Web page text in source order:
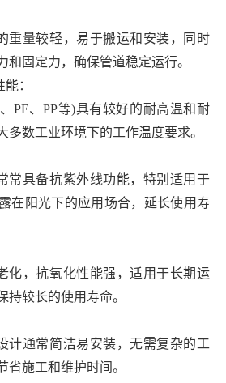
重量较轻，易于搬运和安装，同时
和固定力，确保管道稳定运行。
：
PE、PP等)具有较好的耐高温和耐
多数工业环境下的工作温度要求。
常具备抗紫外线功能，特别适用于
在阳光下的应用场合，延长使用寿
化，抗氧化性能强，适用于长期运
持较长的使用寿命。
计通常简洁易安装，无需复杂的工
省施工和维护时间。